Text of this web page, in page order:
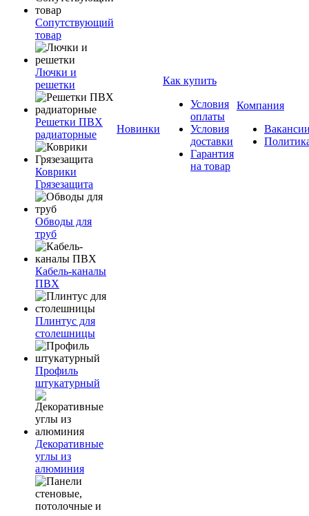
Сопутствующий
товар
Лючки и
решетки
Решетки ПВХ
радиаторные
Коврики
Грязезащита
Обводы для
труб
Кабель-каналы
ПВХ
Плинтус для
столешницы
Профиль
штукатурный
Декоративные
углы из
алюминия
Новинки
Как купить
Условия
оплаты
Условия
доставки
Гарантия
на товар
Компания